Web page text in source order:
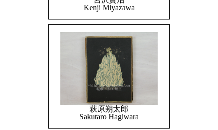
Kenji Miyazawa
萩原朔太郎
Sakutaro Hagiwara